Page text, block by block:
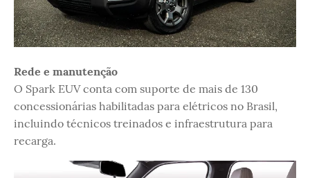
Rede e manutenção
O Spark EUV conta com suporte de mais de 130
concessionárias habilitadas para elétricos no Brasil,
incluindo técnicos treinados e infraestrutura para
recarga.